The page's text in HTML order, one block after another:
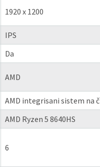
1920 x 1200
IPS
Da
AMD
AMD integrisani sistem na
AMD Ryzen 5 8640HS
6